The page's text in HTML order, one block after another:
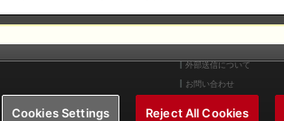
外部送信について
お問い合わせ
Cookies Settings Reject All Cookies